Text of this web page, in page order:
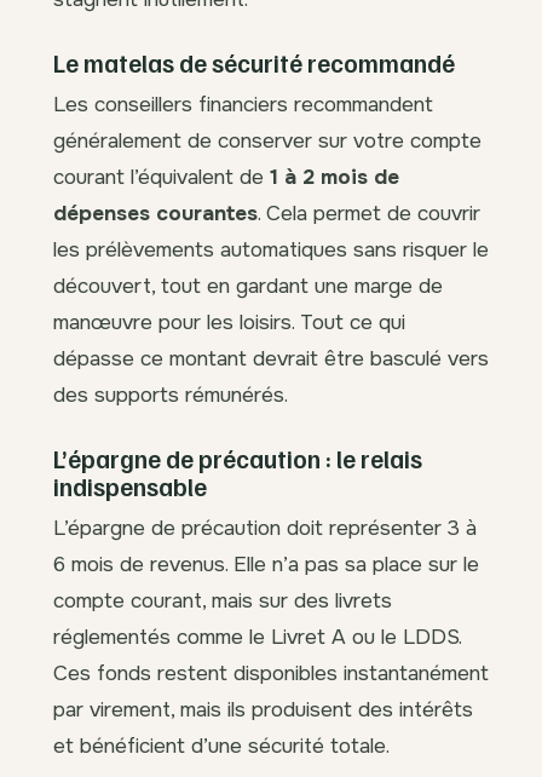
Le matelas de sécurité recommandé
Les conseillers financiers recommandent
généralement de conserver sur votre compte
courant l’équivalent de 1 à 2 mois de
dépenses courantes. Cela permet de couvrir
les prélèvements automatiques sans risquer le
découvert, tout en gardant une marge de
manœuvre pour les loisirs. Tout ce qui
dépasse ce montant devrait être basculé vers
des supports rémunérés.
L’épargne de précaution : le relais
indispensable
L’épargne de précaution doit représenter 3 à
6 mois de revenus. Elle n’a pas sa place sur le
compte courant, mais sur des livrets
réglementés comme le Livret A ou le LDDS.
Ces fonds restent disponibles instantanément
par virement, mais ils produisent des intérêts
et bénéficient d’une sécurité totale.